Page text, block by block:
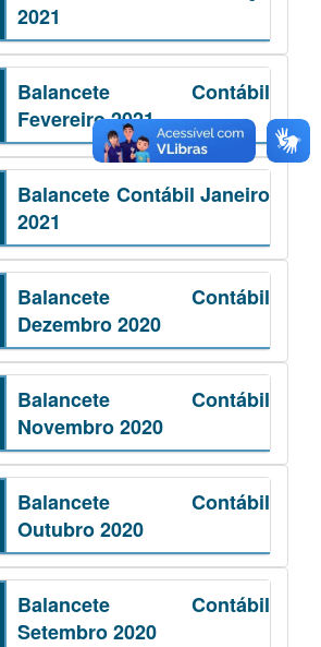
2021
Balancete Contábil
Fevereiro 2021
Balancete Contábil Janeiro
2021
Balancete Contábil
Dezembro 2020
Balancete Contábil
Novembro 2020
Balancete Contábil
Outubro 2020
Balancete Contábil
Setembro 2020